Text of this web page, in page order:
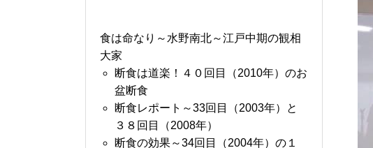
食は命なり～水野南北～江戸中期の観相
大家
断食は道楽！４０回目（2010年）のお
盆断食
断食レポート～33回目（2003年）と
３８回目（2008年）
断食の効果～34回目（2004年）の１